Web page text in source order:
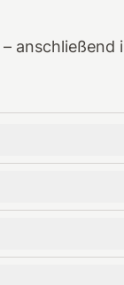
– anschließend